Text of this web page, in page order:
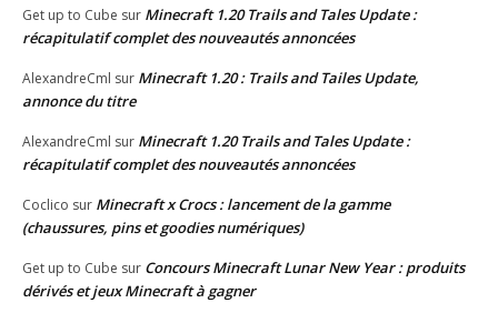
Get up to Cube sur Minecraft 1.20 Trails and Tales Update :
récapitulatif complet des nouveautés annoncées
AlexandreCml sur Minecraft 1.20 : Trails and Tailes Update,
annonce du titre
AlexandreCml sur Minecraft 1.20 Trails and Tales Update :
récapitulatif complet des nouveautés annoncées
Coclico sur Minecraft x Crocs : lancement de la gamme
(chaussures, pins et goodies numériques)
Get up to Cube sur Concours Minecraft Lunar New Year : produits
dérivés et jeux Minecraft à gagner